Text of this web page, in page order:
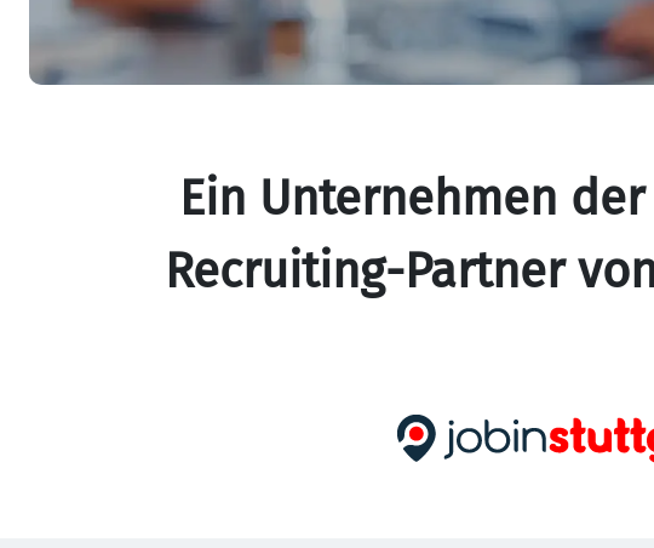
Ein Unternehmen
Recruiting-Partner